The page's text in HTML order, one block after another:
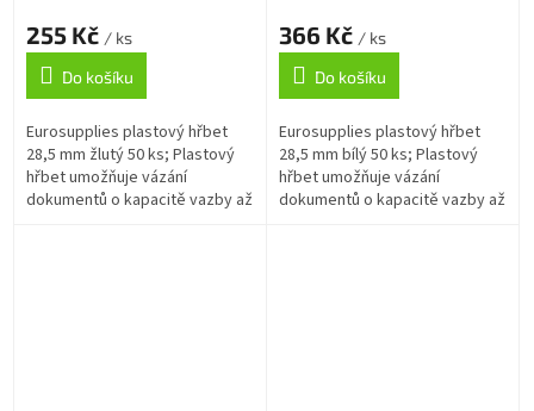
255 Kč / ks
Do košíku
Eurosupplies plastový hřbet
28,5 mm žlutý 50 ks; Plastový
hřbet umožňuje vázání
dokumentů o kapacitě vazby až
366 Kč / ks
Do košíku
Eurosupplies plastový hřbet
28,5 mm bílý 50 ks; Plastový
hřbet umožňuje vázání
dokumentů o kapacitě vazby až